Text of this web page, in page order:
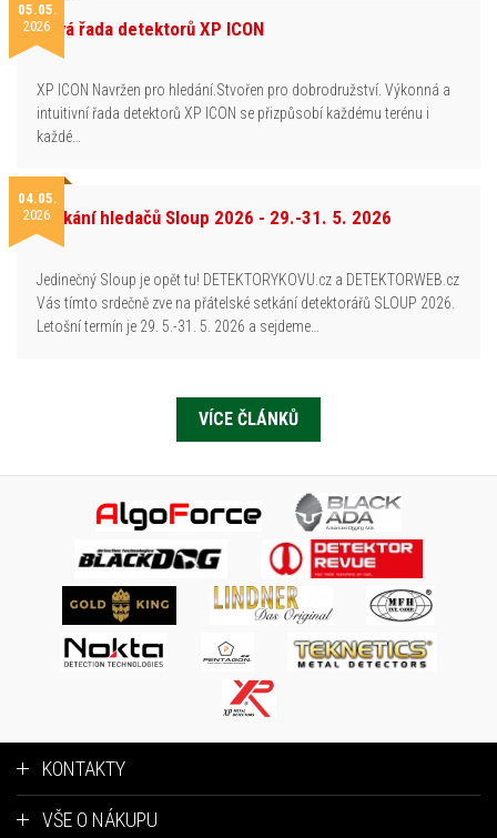
05.05.
2026Nová řada detektorů XP ICON
XP ICON Navržen pro hledání.Stvořen pro dobrodružství. Výkonná a
intuitivní řada detektorů XP ICON se přizpůsobí každému terénu i
každé…
04.05.
2026Setkání hledačů Sloup 2026 - 29.-31. 5. 2026
Jedinečný Sloup je opět tu! DETEKTORYKOVU.cz a DETEKTORWEB.cz
Vás tímto srdečně zve na přátelské setkání detektorářů SLOUP 2026.
Letošní termín je 29. 5.-31. 5. 2026 a sejdeme…
VÍCE ČLÁNKŮ
KONTAKTY
VŠE O NÁKUPU